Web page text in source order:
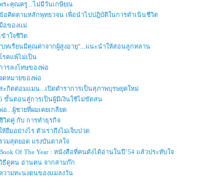
ระคุณครู...ไม่มีวันเกษียณ
อคิดตามหลักพุทธวจน เพื่อนำไปปฎิบัติในการดำเนินชีวิต
อของแม่
ข้าใจชีวิต
บทเรียนมีคุณค่าจากผู้สูงอายุ"...แนะนำให้สอนลูกหลาน
รคแพ้ไม่เป็น
ารลงโทษของพ่อ
ดหมายของพ่อ
ะกิดต่อมแมน...เปิดตำราการเป็นสุภาพบุรษยุคใหม่
ขั้นตอนสู่การเป็นผู้มีเงินใช้ไม่ขัดสน
อ...ผู้ชายที่ผมเคยเกลียด
วิตคู่ กับ การทำธุรกิจ
ห้ยืมอย่างไร ตัวเราถึงไม่เจ็บปวด
วมสุดยอด แรงบันดาลใจ
Of The Year : หนังสือที่คนดังได้อ่านในปี’54 แล้วประทับใจ
ธีดูคน อ่านคน จากสามก๊ก
วามทะนงตนของแมลงวัน